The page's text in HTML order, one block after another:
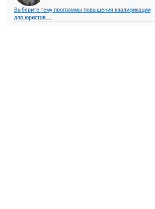
Выберите тему программы повышения квалификации
для юристов ...